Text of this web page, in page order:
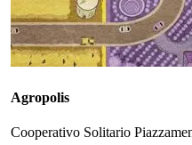
Agropolis
Cooperativo Solitario